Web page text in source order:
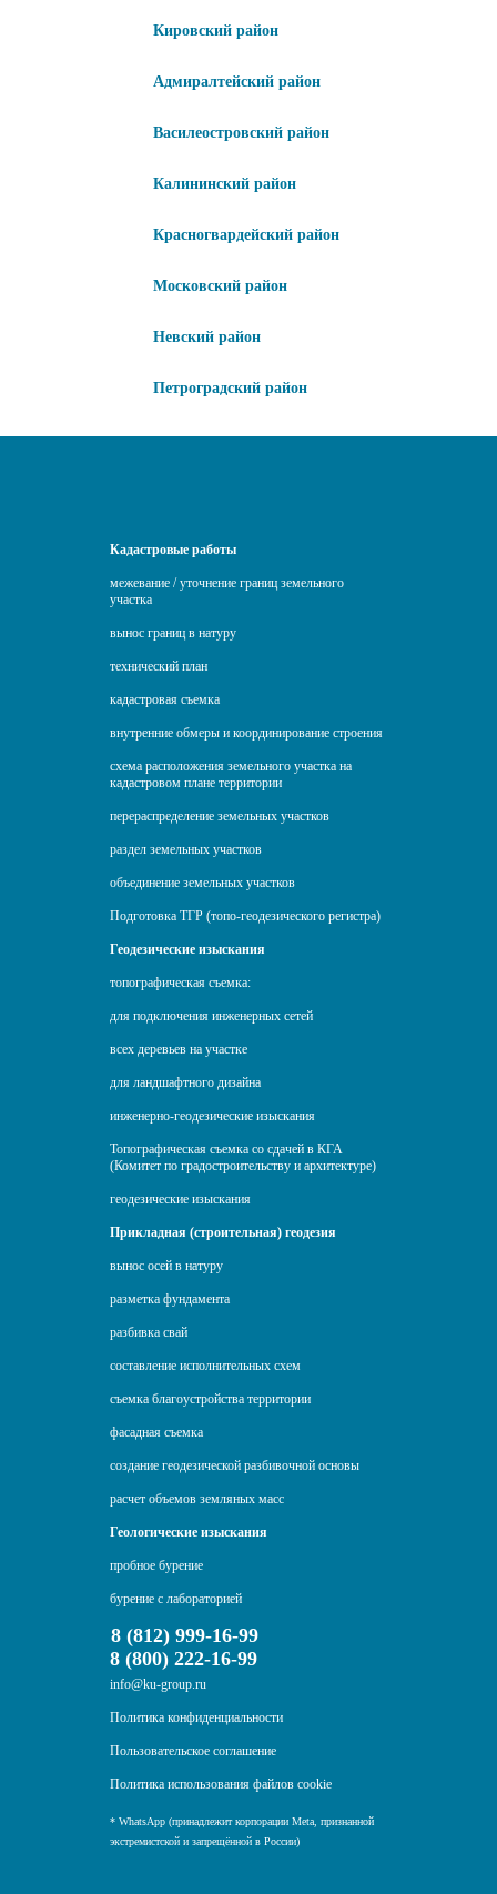
Кировский район
Адмиралтейский район
Василеостровский район
Калининский район
Красногвардейский район
Московский район
Невский район
Петроградский район
Кадастровые работы
межевание / уточнение границ земельного
участка
вынос границ в натуру
технический план
кадастровая съемка
внутренние обмеры и координирование строения
схема расположения земельного участка на
кадастровом плане территории
перераспределение земельных участков
раздел земельных участков
объединение земельных участков
Подготовка ТГР (топо-геодезического регистра)
Геодезические изыскания
топографическая съемка:
для подключения инженерных сетей
всех деревьев на участке
для ландшафтного дизайна
инженерно-геодезические изыскания
Топографическая съемка со сдачей в КГА
(Комитет по градостроительству и архитектуре)
геодезические изыскания
Прикладная (строительная) геодезия
вынос осей в натуру
разметка фундамента
разбивка свай
составление исполнительных схем
съемка благоустройства территории
фасадная съемка
создание геодезической разбивочной основы
расчет объемов земляных масс
Геологические изыскания
пробное бурение
бурение с лабораторией
8 (812) 999-16-99
8 (800) 222-16-99
info@ku-group.ru
Политика конфиденциальности
Пользовательское соглашение
Политика использования файлов cookie
* WhatsApp (принадлежит корпорации Meta, признанной
экстремистской и запрещённой в России)